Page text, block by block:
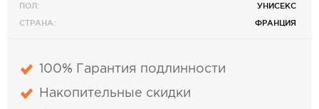
ПОЛ:
УНИСЕКС
СТРАНА:
ФРАНЦИЯ
100% Гарантия подлинности
Накопительные скидки